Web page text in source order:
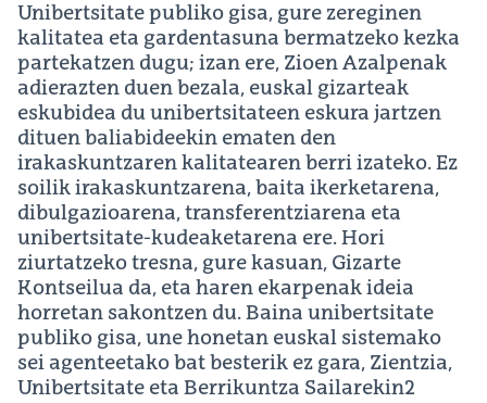
Unibertsitate publiko gisa, gure zereginen
kalitatea eta gardentasuna bermatzeko kezka
partekatzen dugu; izan ere, Zioen Azalpenak
adierazten duen bezala, euskal gizarteak
eskubidea du unibertsitateen eskura jartzen
dituen baliabideekin ematen den
irakaskuntzaren kalitatearen berri izateko. Ez
soilik irakaskuntzarena, baita ikerketarena,
dibulgazioarena, transferentziarena eta
unibertsitate-kudeaketarena ere. Hori
ziurtatzeko tresna, gure kasuan, Gizarte
Kontseilua da, eta haren ekarpenak ideia
horretan sakontzen du. Baina unibertsitate
publiko gisa, une honetan euskal sistemako
sei agenteetako bat besterik ez gara, Zientzia,
Unibertsitate eta Berrikuntza Sailarekin2